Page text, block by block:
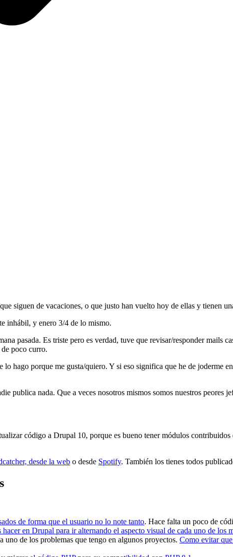
siguen de vacaciones, o que justo han vuelto hoy de ellas y tienen
inhábil, y enero 3/4 de lo mismo.
pasada. Es triste pero es verdad, tuve que revisar/responder mails
poco curro.
hago porque me gusta/quiero. Y si eso significa que he de joderme
publica nada. Que a veces nosotros mismos somos nuestros peores
código a Drupal 10, porque es bueno tener módulos
desde la web o desde Spotify. También los tienes todos
de forma que el usuario no lo note tanto. Hace falta un poco de
en Drupal para ir alternando el aspecto visual de cada uno de los
de los problemas que tengo en algunos proyectos. Como evitar